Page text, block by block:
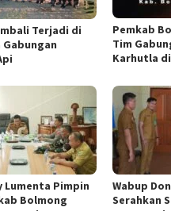
Terjadi di
Gabungan
Pemkab
Tim
Karhutla
Lumenta Pimpin
Bolmong
Wabup
Serahkan